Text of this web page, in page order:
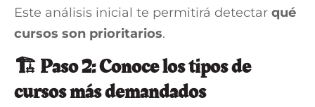
Este análisis inicial te permitirá detectar qué
cursos son prioritarios.
🏗️ Paso 2: Conoce los tipos de
cursos más demandados